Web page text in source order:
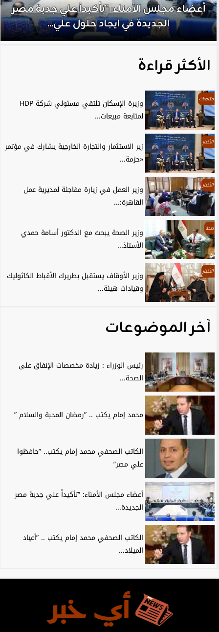
أعضاء مجلس الأمناء: ”تأكيداً علي جدية مصر
الجديدة في ايجاد حلول علي...
الأكثر قراءة
متابعات
وزيرة الإسكان تلتقي مسئولي شركة HDP
لمتابعة مبيعات...
الأخبار
زير الاستثمار والتجارة الخارجية يشارك في مؤتمر
«حزمة...
الأخبار
وزير العمل في زيارة مفاجئة لمديرية عمل
القاهرة:...
صحة
وزير الصحة يبحث مع الدكتور أسامة حمدي
الأستاذ...
الأخبار
وزير الأوقاف يستقبل بطريرك الأقباط الكاثوليك
وقيادات هيئة...
آخر الموضوعات
رئيس الوزراء : زيادة مخصصات الإنفاق على
الصحة...
محمد إمام يكتب .. ”رمضان المحبة والسلام ”
الكاتب الصحفي محمد إمام يكتب.. ”حافظوا
علي مصر”
أعضاء مجلس الأمناء: ”تأكيداً علي جدية مصر
الجديدة...
الكاتب الصحفي محمد إمام يكتب .. ”أعياد
الميلاد...